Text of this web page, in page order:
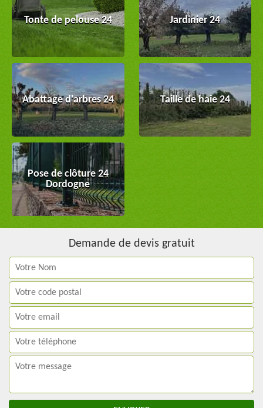
Tonte de pelouse 24 Jardinier 24
Abattage d'arbres 24 Taille de haie 24
Pose de clôture 24
Dordogne
Demande de devis gratuit